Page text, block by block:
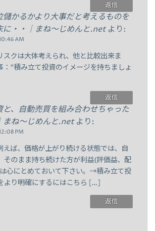
返信
儲かるかより大事だと考えるものを
に・・｜まね～じめんと.net より:
AM
クは大体考えられ、他と比較出来ま
“積み立て投資のイメージを持ちましょ
返信
と、自動売買を組み合わせちゃった
まね～じめんと.net より:
PM
ば、価格が上がり続ける状態では、自
そのまま持ち続けた方が利益(評価益、配
心にとめておいて下さい。→積み立て投
より明確にするにはこちら […]
返信